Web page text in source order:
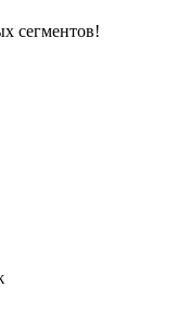
сегментов!